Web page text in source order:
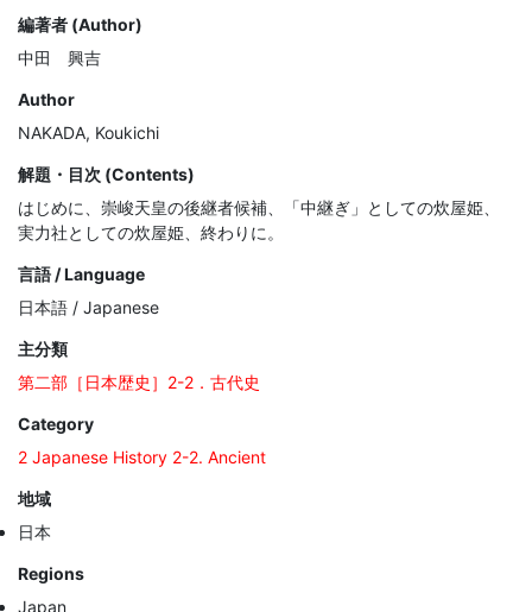
編著者 (Author)
中田 興吉
Author
NAKADA, Koukichi
解題・目次 (Contents)
はじめに、崇峻天皇の後継者候補、「中継ぎ」としての炊屋姫、
実力社としての炊屋姫、終わりに。
言語 / Language
日本語 / Japanese
主分類
第二部［日本歴史］2-2．古代史
Category
2 Japanese History 2-2. Ancient
地域
日本
Regions
Japan